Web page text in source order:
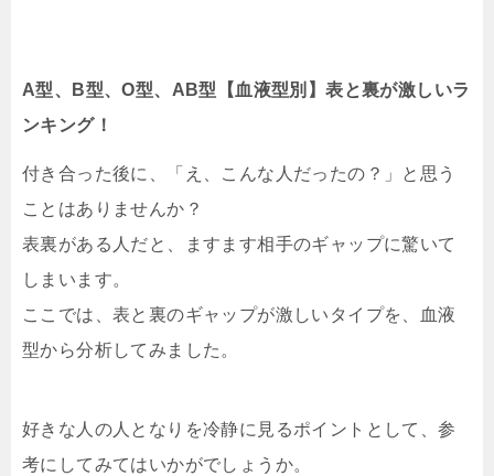
A型、B型、O型、AB型【血液型別】表と裏が激しいラ
ンキング！
付き合った後に、「え、こんな人だったの？」と思う
ことはありませんか？
表裏がある人だと、ますます相手のギャップに驚いて
しまいます。
ここでは、表と裏のギャップが激しいタイプを、血液
型から分析してみました。
好きな人の人となりを冷静に見るポイントとして、参
考にしてみてはいかがでしょうか。